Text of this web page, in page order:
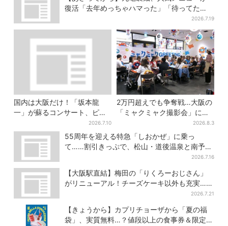
復活「去年めっちゃハマった」「待ってた
2026.7.19
国内は大阪だけ！「坂本龍
一」が蘇るコンサート、ピア
ノを弾く姿を間近で…“涙腺が
崩壊”と絶賛の声
2026.7.10
2万円超えでも争奪戦…大阪の
「ミャクミャク撮影会」に全
国からファン集結、参加者に
聞いた「それでも会いたい理
由」
2026.8.3
55周年を迎える特急「しおかぜ」に乗っ
て……割引きっぷで、松山・道後温泉と南予を
2026.7.16
【大阪駅直結】梅田の「りくろーおじさん」
がリニューアル！チーズケーキ以外も充実…並
2026.7.21
【きょうから】カプリチョーザから「夏の福
袋」、実質無料…？値段以上の食事券＆限定ア